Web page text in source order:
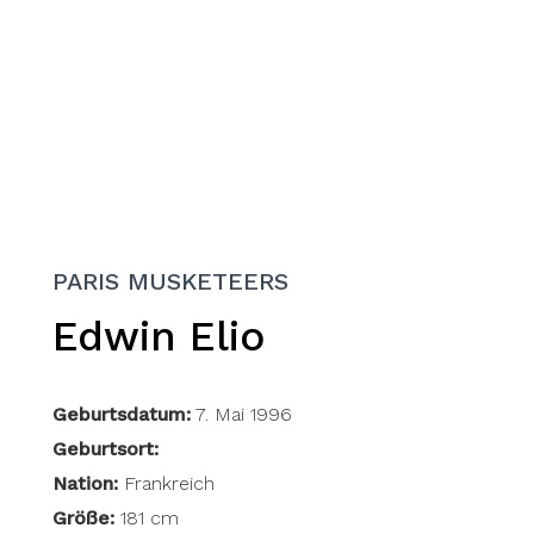
PARIS MUSKETEERS
Edwin Elio
Geburtsdatum:7. Mai 1996
Geburtsort:
Nation:Frankreich
Größe:181 cm